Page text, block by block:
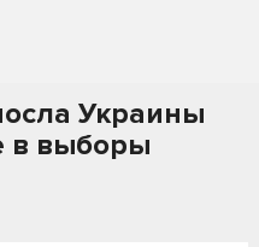
Украины
в выборы